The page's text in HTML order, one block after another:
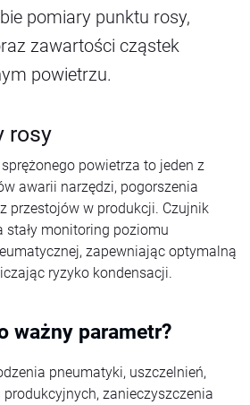
pomiary punktu rosy,
zawartości cząstek
powietrzu.
rosy
powietrza to jeden z
awarii narzędzi, pogorszenia
przestojów w produkcji. Czujnik
monitoring poziomu
zapewniając optymalną
ryzyko kondensacji.
ważny parametr?
pneumatyki, uszczelnień,
zanieczyszczenia